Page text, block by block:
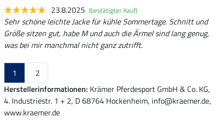
23.8.2025 (bestätigter Kauf)
Sehr schöne leichte Jacke für kühle Sommertage. Schnitt und
Größe sitzen gut, habe M und auch die Ärmel sind lang genug,
was bei mir manchmal nicht ganz zutrifft.
1
2
Herstellerinformationen: Krämer Pferdesport GmbH & Co. KG,
4. Industriestr. 1 + 2, D 68764 Hockenheim, info@kraemer.de,
www.kraemer.de